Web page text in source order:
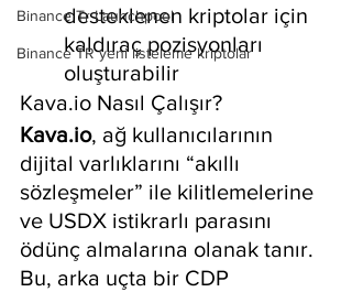
Binance Tr Launchpool
Binance TR yeni listeleme kriptolar
desteklenen kriptolar için
kaldıraç pozisyonları
oluşturabilir
Kava.io Nasıl Çalışır?
Kava.io, ağ kullanıcılarının
dijital varlıklarını “akıllı
sözleşmeler” ile kilitlemelerine
ve USDX istikrarlı parasını
ödünç almalarına olanak tanır.
Bu, arka uçta bir CDP